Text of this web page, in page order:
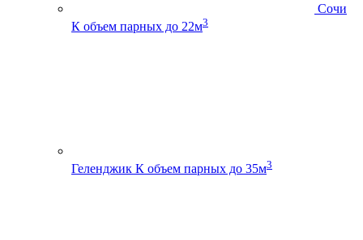
Сочи
К объем парных до 22м3
Геленджик К объем парных до 35м3